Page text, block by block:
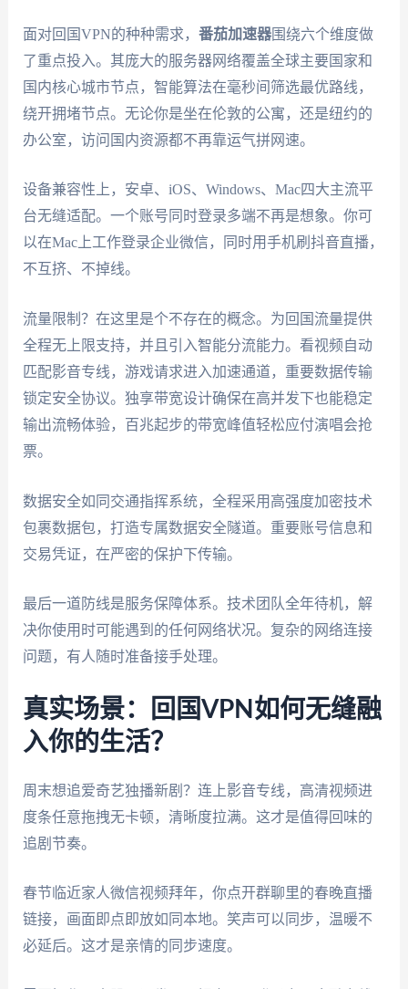
面对回国VPN的种种需求， 番茄加速器围绕六个维度做
了重点投入。其庞大的服务器网络覆盖全球主要国家和
国内核心城市节点，智能算法在毫秒间筛选最优路线，
绕开拥堵节点。无论你是坐在伦敦的公寓，还是纽约的
办公室，访问国内资源都不再靠运气拼网速。
设备兼容性上，安卓、iOS、Windows、Mac四大主流平
台无缝适配。一个账号同时登录多端不再是想象。你可
以在Mac上工作登录企业微信，同时用手机刷抖音直播，
不互挤、不掉线。
流量限制？在这里是个不存在的概念。为回国流量提供
全程无上限支持，并且引入智能分流能力。看视频自动
匹配影音专线，游戏请求进入加速通道，重要数据传输
锁定安全协议。独享带宽设计确保在高并发下也能稳定
输出流畅体验，百兆起步的带宽峰值轻松应付演唱会抢
票。
数据安全如同交通指挥系统，全程采用高强度加密技术
包裹数据包，打造专属数据安全隧道。重要账号信息和
交易凭证，在严密的保护下传输。
最后一道防线是服务保障体系。技术团队全年待机，解
决你使用时可能遇到的任何网络状况。复杂的网络连接
问题，有人随时准备接手处理。
真实场景：回国VPN如何无缝融
入你的生活？
周末想追爱奇艺独播新剧？连上影音专线，高清视频进
度条任意拖拽无卡顿，清晰度拉满。这才是值得回味的
追剧节奏。
春节临近家人微信视频拜年，你点开群聊里的春晚直播
链接，画面即点即放如同本地。笑声可以同步，温暖不
必延后。这才是亲情的同步速度。